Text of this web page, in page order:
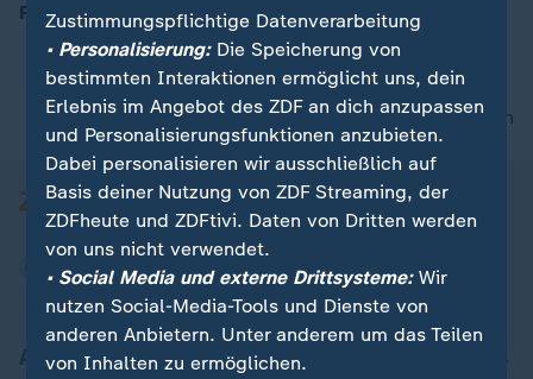
Regierungsgeschäfte - und das ohne eigene Mehrheit.
nach oben
Aktuell bei ZDFheute
Zustimmungspflichtige Datenverarbeitung
• Personalisierung:Die Speicherung von
bestimmten Interaktionen ermöglicht uns, dein
Erlebnis im Angebot des ZDF an dich anzupassen
und Personalisierungsfunktionen anzubieten.
Dabei personalisieren wir ausschließlich auf
Basis deiner Nutzung von ZDF Streaming, der
ZDFheute und ZDFtivi. Daten von Dritten werden
von uns nicht verwendet.
• Social Media und externe Drittsysteme:Wir
nutzen Social-Media-Tools und Dienste von
anderen Anbietern. Unter anderem um das Teilen
von Inhalten zu ermöglichen.